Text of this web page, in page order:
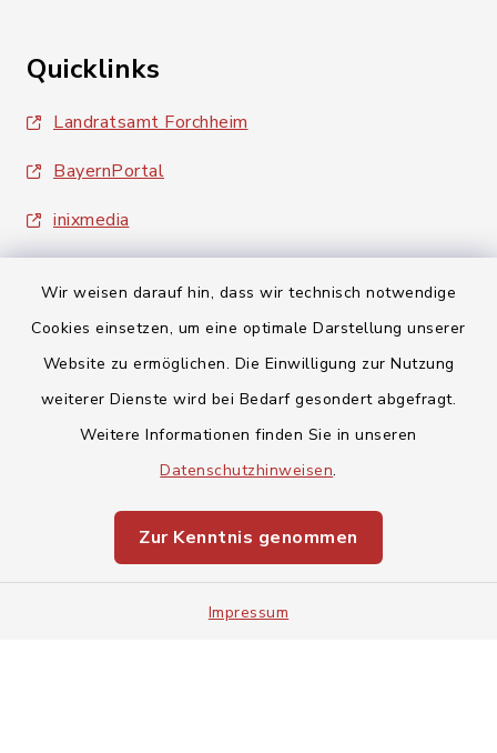
Wir weisen darauf hin, dass wir technisch notwendige
Cookies einsetzen, um eine optimale Darstellung unserer
Website zu ermöglichen. Die Einwilligung zur Nutzung
weiterer Dienste wird bei Bedarf gesondert abgefragt.
Weitere Informationen finden Sie in unseren
Datenschutzhinweisen.
Zur Kenntnis genommen
Impressum
Quicklinks
Landratsamt Forchheim
BayernPortal
inixmedia
Barrierefreiheit
Impressum
Sitemap